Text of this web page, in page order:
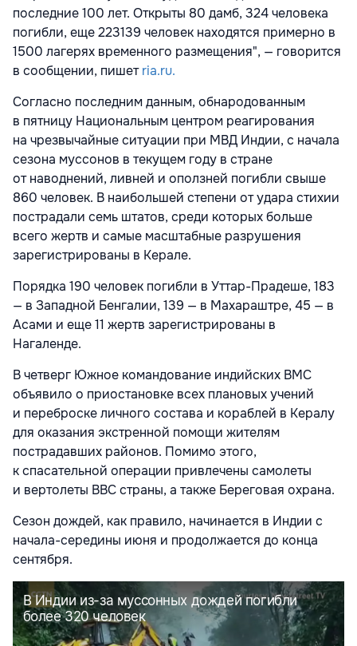
последние 100 лет. Открыты 80 дамб, 324 человека
погибли, еще 223139 человек находятся примерно в
1500 лагерях временного размещения", — говорится
в сообщении, пишетria.ru.
Согласно последним данным, обнародованным
в пятницу Национальным центром реагирования
на чрезвычайные ситуации при МВД Индии, с начала
сезона муссонов в текущем году в стране
от наводнений, ливней и оползней погибли свыше
860 человек. В наибольшей степени от удара стихии
пострадали семь штатов, среди которых больше
всего жертв и самые масштабные разрушения
зарегистрированы в Керале.
Порядка 190 человек погибли в Уттар-Прадеше, 183
— в Западной Бенгалии, 139 — в Махараштре, 45 — в
Асами и еще 11 жертв зарегистрированы в
Нагаленде.
В четверг Южное командование индийских ВМС
объявило о приостановке всех плановых учений
и переброске личного состава и кораблей в Кералу
для оказания экстренной помощи жителям
пострадавших районов. Помимо этого,
к спасательной операции привлечены самолеты
и вертолеты ВВС страны, а также Береговая охрана.
Сезон дождей, как правило, начинается в Индии с
начала-середины июня и продолжается до конца
сентября.